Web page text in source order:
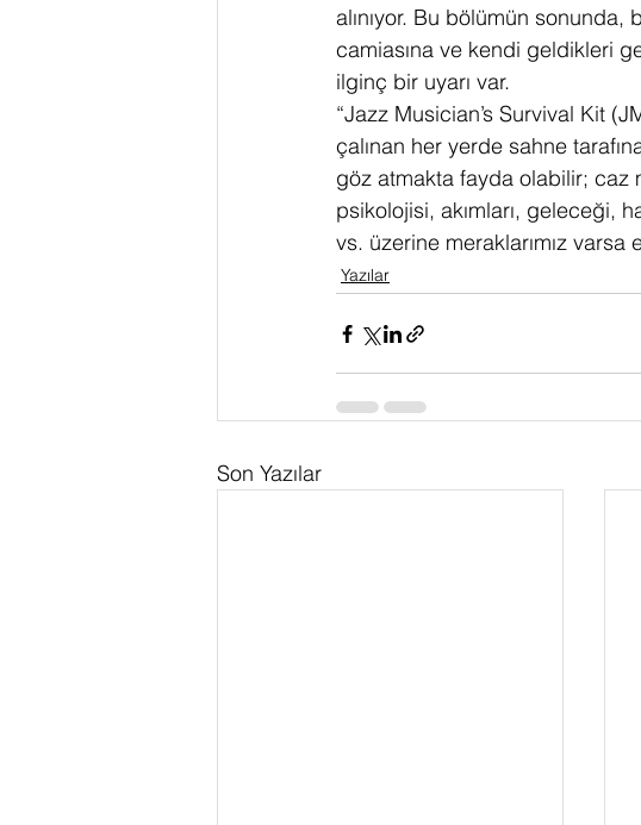
alınıyor. Bu bölümün
camiasına ve kendi geldikleri
ilginç bir uyarı var.
“Jazz Musician’s Survival Kit
çalınan her yerde sahne
göz atmakta fayda olabilir; caz
psikolojisi, akımları, geleceği,
vs. üzerine meraklarımız varsa
Yazılar
Son Yazılar